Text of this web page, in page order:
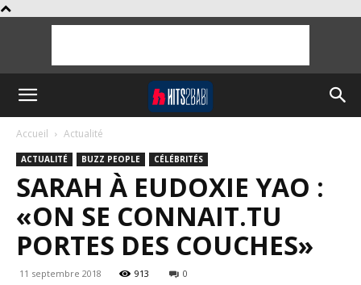
Accueil Actualité
ACTUALITÉ BUZZ PEOPLE CÉLÉBRITÉS
SARAH À EUDOXIE YAO :
«ON SE CONNAIT.TU
PORTES DES COUCHES»
11 septembre 2018 913 0